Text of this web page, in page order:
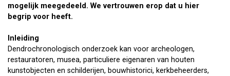
mogelijk meegedeeld. We vertrouwen erop dat u hier
begrip voor heeft.
Inleiding
Dendrochronologisch onderzoek kan voor archeologen,
restauratoren, musea, particuliere eigenaren van houten
kunstobjecten en schilderijen, bouwhistorici, kerkbeheerders,